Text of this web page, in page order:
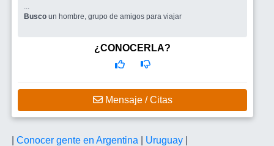
Busco un hombre, grupo de amigos para viajar
¿CONOCERLA?
Mensaje / Citas
Conocer gente en Argentina Uruguay